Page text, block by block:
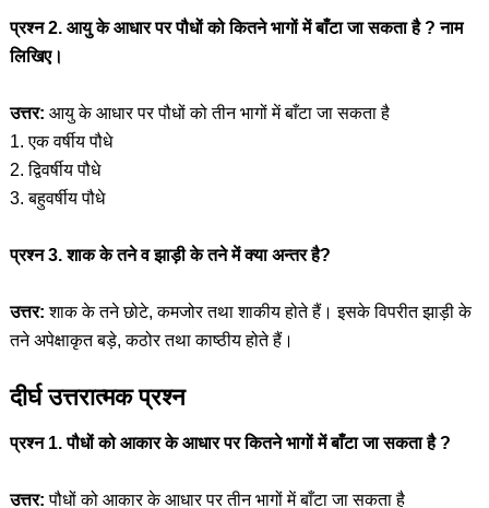
प्रश्न 2. आयु के आधार पर पौधों को कितने भागों में बाँटा जा सकता है ? नाम
लिखिए।
उत्तर: आयु के आधार पर पौधों को तीन भागों में बाँटा जा सकता है
1. एक वर्षीय पौधे
2. द्विवर्षीय पौधे
3. बहुवर्षीय पौधे
प्रश्न 3. शाक के तने व झाड़ी के तने में क्या अन्तर है?
उत्तर: शाक के तने छोटे, कमजोर तथा शाकीय होते हैं। इसके विपरीत झाड़ी के
तने अपेक्षाकृत बड़े, कठोर तथा काष्ठीय होते हैं।
दीर्घ उत्तरात्मक प्रश्न
प्रश्न 1. पौधों को आकार के आधार पर कितने भागों में बाँटा जा सकता है ?
उत्तर: पौधों को आकार के आधार पर तीन भागों में बाँटा जा सकता है